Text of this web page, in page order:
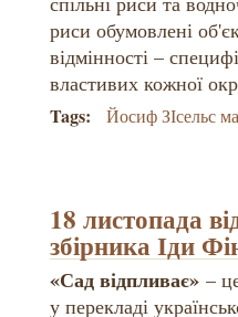
риси обумовлені
відмінності –
властивих кожної
Tags: Йосиф ЗІсельс
18 листопада
збірника Іди
«Сад відпливає»–
у перекладі